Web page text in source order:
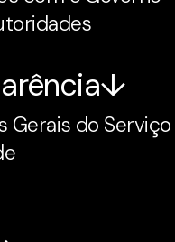
Gerais do Serviço